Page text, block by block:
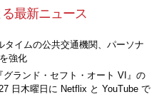
最新ニュース
タイムの公共交通機関、パーソナ
強化
グランド・セフト・オート VI』の
日木曜日に Netflix と YouTube で